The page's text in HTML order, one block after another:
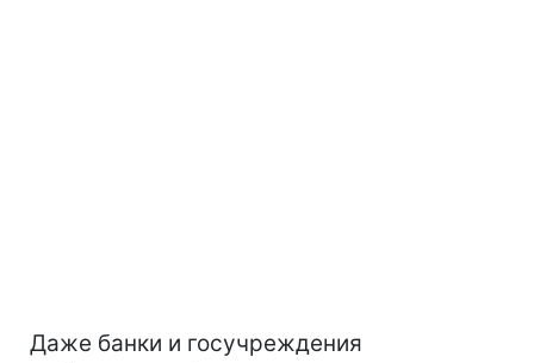
Даже банки и госучреждения